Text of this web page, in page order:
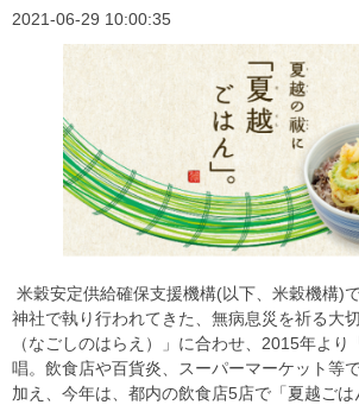
2021-06-29 10:00:35
米穀安定供給確保支援機構(以下、米穀機構)
神社で執り行われてきた、無病息災を祈る大
（なごしのはらえ）」に合わせ、2015年より
唱。飲食店や百貨炎、スーパーマーケット等
加え、今年は、都内の飲食店5店で「夏越ご